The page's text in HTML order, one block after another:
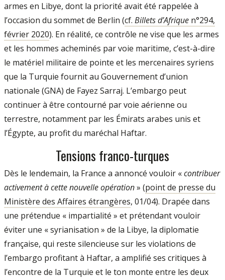
armes en Libye, dont la priorité avait été rappelée à
l’occasion du sommet de Berlin (cf. Billets d’Afrique n°294,
février 2020). En réalité, ce contrôle ne vise que les armes
et les hommes acheminés par voie maritime, c’est-à-dire
le matériel militaire de pointe et les mercenaires syriens
que la Turquie fournit au Gouvernement d’union
nationale (GNA) de Fayez Sarraj. L’embargo peut
continuer à être contourné par voie aérienne ou
terrestre, notamment par les Émirats arabes unis et
l’Égypte, au profit du maréchal Haftar.
Tensions franco-turques
Dès le lendemain, la France a annoncé vouloir «contribuer
activement à cette nouvelle opération» (point de presse du
Ministère des Affaires étrangères, 01/04). Drapée dans
une prétendue « impartialité » et prétendant vouloir
éviter une « syrianisation » de la Libye, la diplomatie
française, qui reste silencieuse sur les violations de
l’embargo profitant à Haftar, a amplifié ses critiques à
l’encontre de la Turquie et le ton monte entre les deux